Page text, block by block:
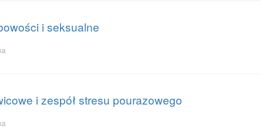
i seksualne
i zespół stresu pourazowego